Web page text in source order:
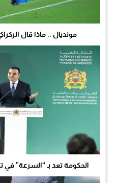
مونديال .. ماذا قال
الحكومة تعد بـ “السرعة” في